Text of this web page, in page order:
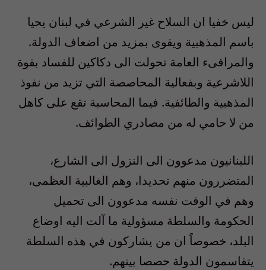
ليس خفيا ان السلاح غير الشرعي في لبنان يحيا
باسم المذهبية ويقوى بمزيد من اضعاف الدولة.
والمرافىء العامة تحولت الى دكاكين للفساد بقوة
اللاشرعية وبفعالية المحاصصة التي تزيد من نفوذ
المذهبية والطائفية. فيما المحاسبة تقع على كاهل
من لا حامي له من مصادري الطوائف.
اللبنانيون مدعوون الى النزول الى الشارع،
المتضررون منهم تحديدا، وهم الغالبية العظمى،
وهم في الوقت نفسه مدعوون الى تحميل
الحكومة والسلطة مسؤولية ما آلت اليه اوضاع
البلد، خصوصاً ان من يشاركون في هذه السلطة
يتقاسمون الدولة حصصا بينهم.